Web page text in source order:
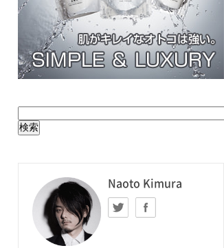
Naoto Kimura